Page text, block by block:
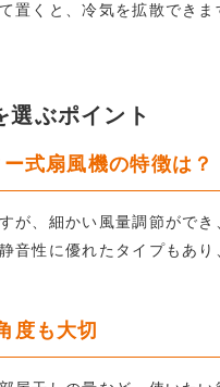
置くと、冷気を拡散できま
選ぶポイント
式扇風機の特徴は？
が、細かい風量調節ができ
音性に優れたタイプもあり
度も大切